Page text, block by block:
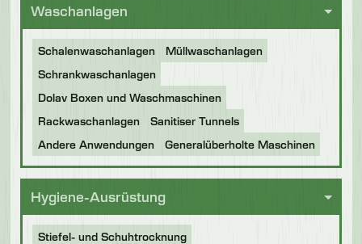
Waschanlagen
Schalenwaschanlagen
Müllwaschanlagen
Schrankwaschanlagen
Dolav Boxen und Waschmaschinen
Rackwaschanlagen
Sanitiser Tunnels
Andere Anwendungen
Generalüberholte Maschinen
Hygiene-Ausrüstung
Stiefel- und Schuhtrocknung